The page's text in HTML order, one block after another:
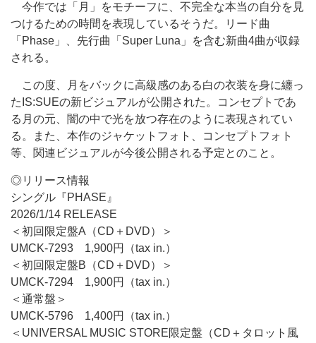
今作では「月」をモチーフに、不完全な本当の自分を見
つけるための時間を表現しているそうだ。リード曲
「Phase」、先行曲「Super Luna」を含む新曲4曲が収録
される。
この度、月をバックに高級感のある白の衣装を身に纏っ
たIS:SUEの新ビジュアルが公開された。コンセプトであ
る月の元、闇の中で光を放つ存在のように表現されてい
る。また、本作のジャケットフォト、コンセプトフォト
等、関連ビジュアルが今後公開される予定とのこと。
◎リリース情報
シングル『PHASE』
2026/1/14 RELEASE
＜初回限定盤A（CD＋DVD）＞
UMCK-7293 1,900円（tax in.）
＜初回限定盤B（CD＋DVD）＞
UMCK-7294 1,900円（tax in.）
＜通常盤＞
UMCK-5796 1,400円（tax in.）
＜UNIVERSAL MUSIC STORE限定盤（CD＋タロット風